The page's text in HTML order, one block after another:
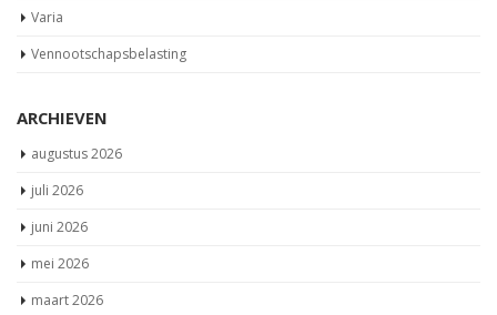
Varia
Vennootschapsbelasting
ARCHIEVEN
augustus 2026
juli 2026
juni 2026
mei 2026
maart 2026